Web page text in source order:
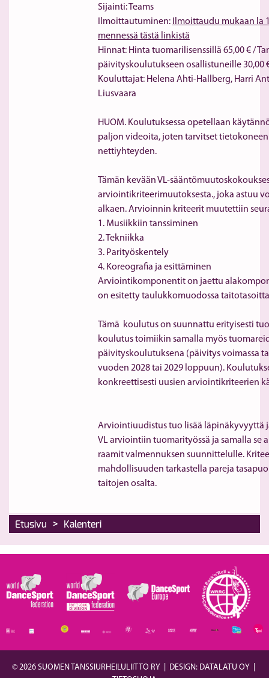
Sijainti: Teams
Ilmoittautuminen:
Ilmoittaudu mukaan la
mennessä tästä linkistä
Hinnat: Hinta tuomarilisenssillä 65,00 € /
päivityskoulutukseen osallistuneille 30,00
Kouluttajat: Helena Ahti-Hallberg, Harri
Liusvaara
HUOM. Koulutuksessa opetellaan
paljon videoita, joten tarvitset
nettiyhteyden.
Tämän kevään VL-
arviointikriteerimuutoksesta., joka astuu
alkaen. Arvioinnin kriteerit muutettiin
1. Musiikkiin tanssiminen
2. Tekniikka
3. Parityöskentely
4. Koreografia ja esittäminen
Arviointikomponentit on jaettu
on esitetty taulukkomuodossa
Tämä  koulutus on suunnattu erityisesti
koulutus toimiikin samalla myös
päivityskoulutuksena (päivitys voimassa
vuoden 2028 tai 2029 loppuun).
Arviointiuudistus tuo lisää läpinäkyvyyttä
VL arviointiin tuomarityössä ja samalla se
raamit valmennuksen suunnittelulle.
mahdollisuuden tarkastella pareja
taitojen osalta.
Etusivu > Kalenteri
© 2026 SUOMEN TANSSIURHEILULIITTO RY DESIGN: DATALATU OY